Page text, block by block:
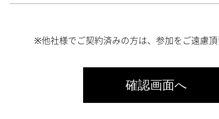
※他社様でご契約済みの方は、参加をご遠慮